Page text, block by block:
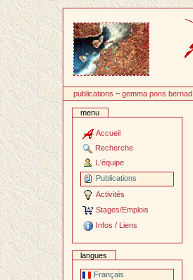
contenu
publications ~gemma pons bernad
menu
Accueil
Recherche
L'équipe
Publications
Activités
Stages/Emplois
Infos / Liens
langues
Français